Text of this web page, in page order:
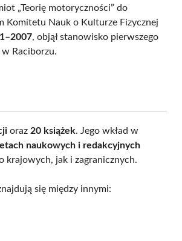
„Teorię motoryczności” do
Komitetu Nauk o Kulturze Fizycznej
, objął stanowisko pierwszego
Raciborzu.
oraz 20 książek. Jego wkład w
naukowych i redakcyjnych
krajowych, jak i zagranicznych.
się między innymi: